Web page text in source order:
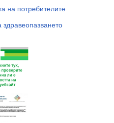
на потребителите